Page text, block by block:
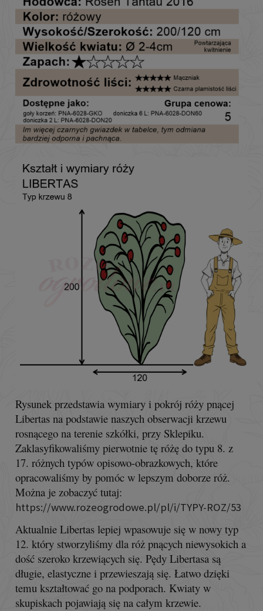
Rysunek przedstawia wymiary i pokrój róży pnącej
Libertas na podstawie naszych obserwacji krzewu
rosnącego na terenie szkółki, przy Sklepiku.
Zaklasyfikowaliśmy pierwotnie tę różę do typu 8. z
17. różnych typów opisowo-obrazkowych, które
opracowaliśmy by pomóc w lepszym doborze róż.
Można je zobaczyć tutaj:
https://www.rozeogrodowe.pl/pl/i/TYPY-ROZ/53
Aktualnie Libertas lepiej wpasowuje się w nowy typ
12. który stworzyliśmy dla róż pnących niewysokich a
dość szeroko krzewiących się. Pędy Libertasa są
długie, elastyczne i przewieszają się. Łatwo dzięki
temu kształtować go na podporach. Kwiaty w
skupiskach pojawiają się na całym krzewie.